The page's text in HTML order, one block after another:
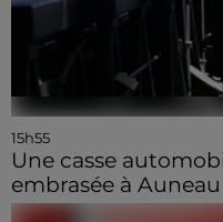
15h55
Une casse
embrasée à Auneau